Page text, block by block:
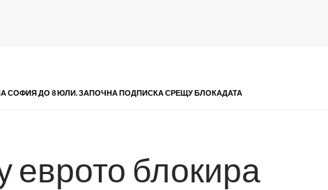
СОФИЯ ДО 8 ЮЛИ. ЗАПОЧНА ПОДПИСКА СРЕЩУ БЛОКАДАТА
еврото блокира